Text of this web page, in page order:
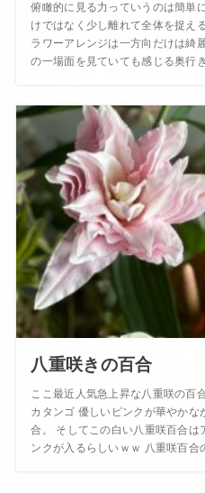
俯瞰的に見る力っていうのは簡単
けではなく少し離れて全体を捉え
ラワーアレンジは一方向だけは綺
の一場面を見ていても感じる奥行き
八重咲きの百合
ここ最近人気急上昇な八重咲の百
カタンゴ 優しいピンクが華やか
合。 そしてこの白い八重咲百合は
ンクが入るらしいｗｗ 八重咲百合